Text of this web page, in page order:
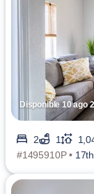
Disponible 10 ago
2 1
#1495910P •